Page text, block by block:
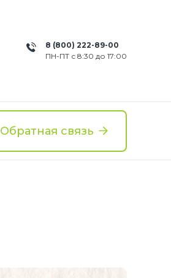
8 (800) 222-89-00
ПН-ПТ с 8:30 до 17:00
Обратная связь